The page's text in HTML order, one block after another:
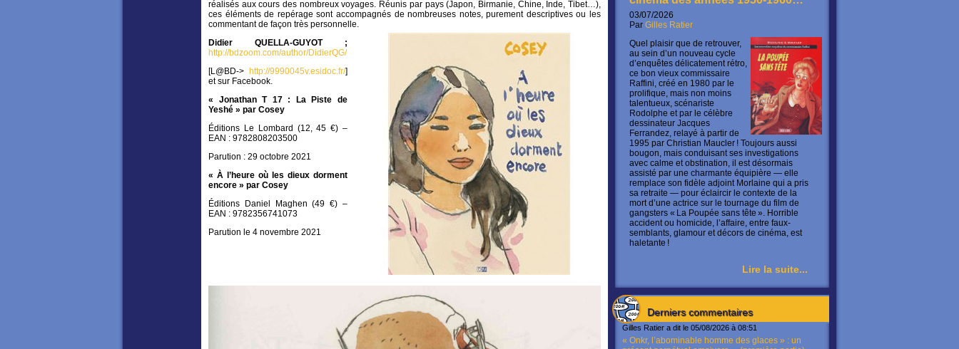
03/07/2026
Par Gilles Ratier
Quel plaisir que de retrouver,
au sein d’un nouveau cycle
d’enquêtes délicatement rétro,
ce bon vieux commissaire
Raffini, créé en 1980 par le
prolifique, mais non moins
talentueux, scénariste
Rodolphe et par le célèbre
dessinateur Jacques
Ferrandez, relayé à partir de
1995 par Christian Maucler ! Toujours aussi
bougon, mais conduisant ses investigations
avec calme et obstination, il est désormais
assisté par une charmante équipière — elle
remplace son fidèle adjoint Morlaine qui a pris
sa retraite — pour éclaircir le contexte de la
mort d’une actrice sur le tournage du film de
gangsters « La Poupée sans tête ». Horrible
accident ou homicide, l’affaire, entre faux-
semblants, glamour et décors de cinéma, est
haletante !
Lire la suite...
Derniers commentaires
Gilles Ratier a dit le 05/08/2026 à 08:51
« Onkr, l’abominable homme des glaces » : un
réalisés aux cours des nombreux voyages. Réunis par pays (Japon, Birmanie, Chine, Inde, Tibet…),
ces éléments de repérage sont accompagnés de nombreuses notes, purement descriptives ou les
commentant de façon très personnelle.
Didier QUELLA-GUYOT ;
http://bdzoom.com/author/DidierQG/
[L@BD->
http://9990045v.esidoc.fr/]
et sur Facebook.
« Jonathan T 17 : La Piste de
Yeshé » par Cosey
Éditions Le Lombard (12, 45 €) –
EAN : 9782808203500
Parution : 29 octobre 2021
« À l’heure où les dieux dorment
encore » par Cosey
Éditions Daniel Maghen (49 €) –
EAN : 9782356741073
Parution le 4 novembre 2021